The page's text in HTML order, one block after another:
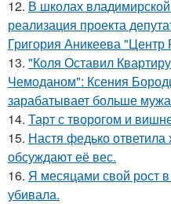
12. В школах
реализация проекта
Григория Аникеева
13. "Коля Оставил
Чемоданом": Ксения
зарабатывает больше
14. Тарт с творогом и
15. Настя федько
обсуждают её вес.
16. Я месяцами свой рост
убивала.